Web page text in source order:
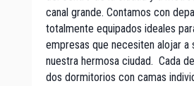
canal grande. Contamos con
totalmente equipados ideales
empresas que necesiten alojar a
nuestra hermosa ciudad. Cada
dos dormitorios con camas